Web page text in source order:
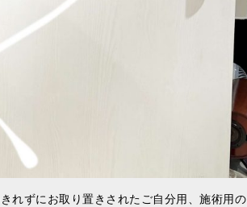
れずにお取り置きされたご自分用、施術用の